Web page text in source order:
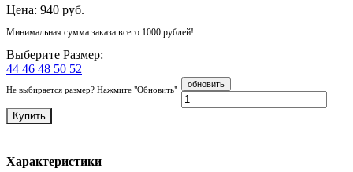
Цена: 940 руб.
Минимальная сумма заказа всего 1000 рублей!
Выберите Размер:
44 46 48 50 52
Не выбирается размер? Нажмите "Обновить"
Купить
Характеристики